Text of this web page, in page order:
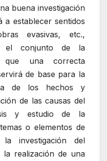
buena investigación
a establecer sentidos
evasivas, etc.,
el conjunto de la
que una correcta
de base para la
de los hechos y
de las causas del
y estudio de la
o elementos de
investigación del
la realización de una